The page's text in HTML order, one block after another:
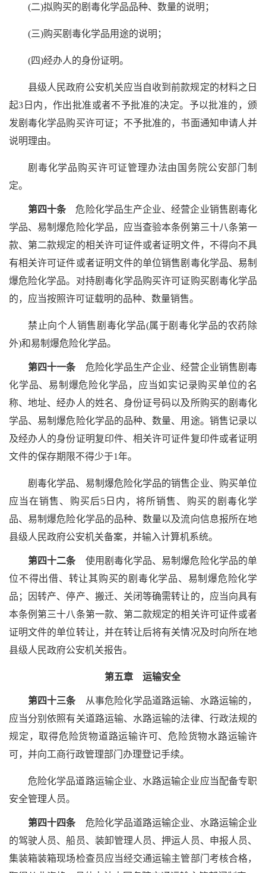
(二)拟购买的剧毒化学品品种、数量的说明；
(三)购买剧毒化学品用途的说明；
(四)经办人的身份证明。
县级人民政府公安机关应当自收到前款规定的材料之日
起3日内，作出批准或者不予批准的决定。予以批准的，颁
发剧毒化学品购买许可证；不予批准的，书面通知申请人并
说明理由。
剧毒化学品购买许可证管理办法由国务院公安部门制
定。
第四十条危险化学品生产企业、经营企业销售剧毒化
学品、易制爆危险化学品，应当查验本条例第三十八条第一
款、第二款规定的相关许可证件或者证明文件，不得向不具
有相关许可证件或者证明文件的单位销售剧毒化学品、易制
爆危险化学品。对持剧毒化学品购买许可证购买剧毒化学品
的，应当按照许可证载明的品种、数量销售。
禁止向个人销售剧毒化学品(属于剧毒化学品的农药除
外)和易制爆危险化学品。
第四十一条 危险化学品生产企业、经营企业销售剧毒
化学品、易制爆危险化学品，应当如实记录购买单位的名
称、地址、经办人的姓名、身份证号码以及所购买的剧毒化
学品、易制爆危险化学品的品种、数量、用途。销售记录以
及经办人的身份证明复印件、相关许可证件复印件或者证明
文件的保存期限不得少于1年。
剧毒化学品、易制爆危险化学品的销售企业、购买单位
应当在销售、购买后5日内，将所销售、购买的剧毒化学
品、易制爆危险化学品的品种、数量以及流向信息报所在地
县级人民政府公安机关备案，并输入计算机系统。
第四十二条使用剧毒化学品、易制爆危险化学品的单
位不得出借、转让其购买的剧毒化学品、易制爆危险化学
品；因转产、停产、搬迁、关闭等确需转让的，应当向具有
本条例第三十八条第一款、第二款规定的相关许可证件或者
证明文件的单位转让，并在转让后将有关情况及时向所在地
县级人民政府公安机关报告。
第五章 运输安全
第四十三条从事危险化学品道路运输、水路运输的，
应当分别依照有关道路运输、水路运输的法律、行政法规的
规定，取得危险货物道路运输许可、危险货物水路运输许
可，并向工商行政管理部门办理登记手续。
危险化学品道路运输企业、水路运输企业应当配备专职
安全管理人员。
第四十四条 危险化学品道路运输企业、水路运输企业
的驾驶人员、船员、装卸管理人员、押运人员、申报人员、
集装箱装箱现场检查员应当经交通运输主管部门考核合格，